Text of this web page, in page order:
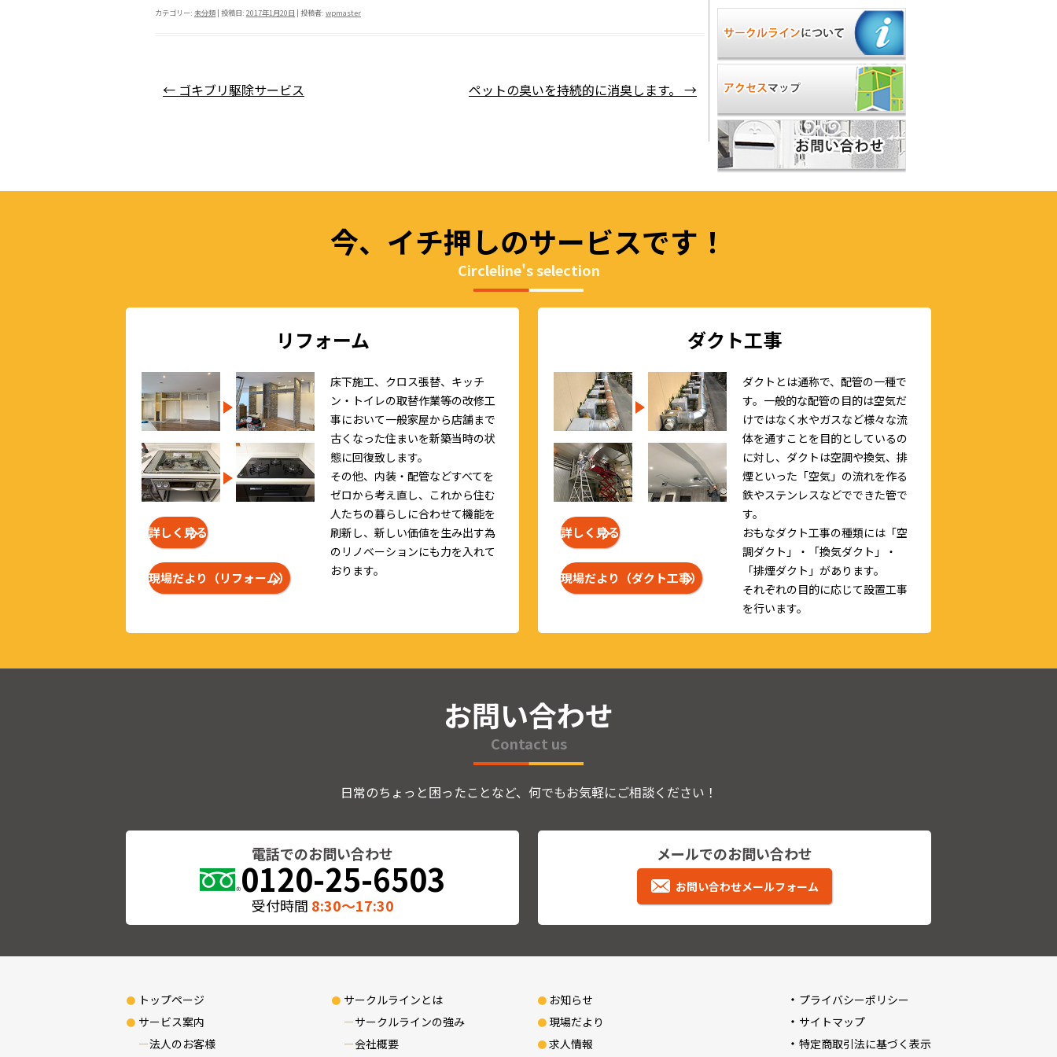
c
b
o
itt e e
a
カテゴリー: 未分類 | 投稿日: 2017年1月20日 | 投稿者: wpmaster
投稿ナビゲーション
← ゴキブリ駆除サービス ペットの臭いを持続的に消臭します。 →
今、イチ押しのサービスです！
Circleline's selection
リフォーム
詳しく見る
現場だより（リフォーム）
床下施工、クロス張替、キッチ
ン・トイレの取替作業等の改修工
事において一般家屋から店舗まで
古くなった住まいを新築当時の状
態に回復致します。
その他、内装・配管などすべてを
ゼロから考え直し、これから住む
人たちの暮らしに合わせて機能を
刷新し、新しい価値を生み出す為
のリノベーションにも力を入れて
おります。
ダクト工事
詳しく見る
現場だより（ダクト工事）
ダクトとは通称で、配管の一種で
す。一般的な配管の目的は空気だ
けではなく水やガスなど様々な流
体を通すことを目的としているの
に対し、ダクトは空調や換気、排
煙といった「空気」の流れを作る
鉄やステンレスなどでできた管で
す。
おもなダクト工事の種類には「空
調ダクト」・「換気ダクト」・
「排煙ダクト」があります。
それぞれの目的に応じて設置工事
を行います。
お問い合わせ
Contact us
日常のちょっと困ったことなど、何でもお気軽にご相談ください！
電話でのお問い合わせ
0120-25-6503
受付時間 8:30〜17:30
メールでのお問い合わせ
お問い合わせメールフォーム
トップページ
サービス案内
法人のお客様
サークルラインとは
サークルラインの強み
会社概要
お知らせ
現場だより
求人情報
プライバシーポリシー
サイトマップ
特定商取引法に基づく表示